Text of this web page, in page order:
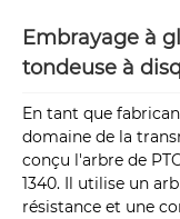
Embrayage à
tondeuse à
En tant que
domaine de la
conçu l'arbre de
1340. Il utilise un
résistance et une